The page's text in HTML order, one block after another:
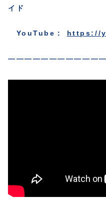
イド
YouTube： https://